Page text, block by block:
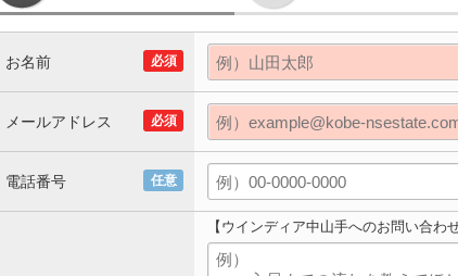
必須
お名前
必須
メールアドレス
任意
電話番号
【ウインディア中山手へのお問い合わせ